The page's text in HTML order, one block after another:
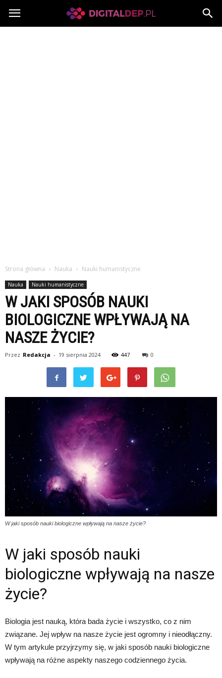
Digitaldep.pl
Strona główna Nauka Nauki humanistyczne
Nauka Nauki humanistyczne
W JAKI SPOSÓB NAUKI
BIOLOGICZNE WPŁYWAJĄ NA
NASZE ŻYCIE?
Przez Redakcja - 19 sierpnia 2024 447 0
W jaki sposób nauki biologiczne wpływają na nasze życie?
W jaki sposób nauki
biologiczne wpływają na nasze
życie?
Biologia jest nauką, która bada życie i wszystko, co z nim
związane. Jej wpływ na nasze życie jest ogromny i nieodłączny.
W tym artykule przyjrzymy się, w jaki sposób nauki biologiczne
wpływają na różne aspekty naszego codziennego życia.